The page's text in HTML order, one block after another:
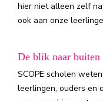
hier niet alleen zelf
ook aan onze
De blik naar buiten
SCOPE scholen
leerlingen, ouders en